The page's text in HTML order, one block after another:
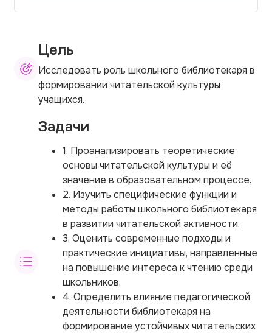
Цель
Исследовать роль школьного библиотекаря в
формировании читательской культуры
учащихся.
Задачи
1. Проанализировать теоретические
основы читательской культуры и её
значение в образовательном процессе.
2. Изучить специфические функции и
методы работы школьного библиотекаря
в развитии читательской активности.
3. Оценить современные подходы и
практические инициативы, направленные
на повышение интереса к чтению среди
школьников.
4. Определить влияние педагогической
деятельности библиотекаря на
формирование устойчивых читательских